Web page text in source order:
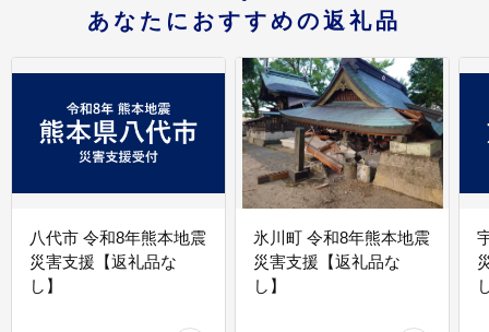
あなたにおすすめの返礼品
八代市 令和8年熊本地震
災害支援【返礼品な
し】
氷川町 令和8年熊本地震
災害支援【返礼品な
し】